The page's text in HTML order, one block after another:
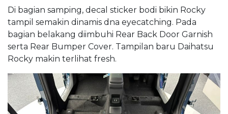
Di bagian samping, decal sticker bodi bikin Rocky
tampil semakin dinamis dna eyecatching. Pada
bagian belakang diimbuhi Rear Back Door Garnish
serta Rear Bumper Cover. Tampilan baru Daihatsu
Rocky makin terlihat fresh.